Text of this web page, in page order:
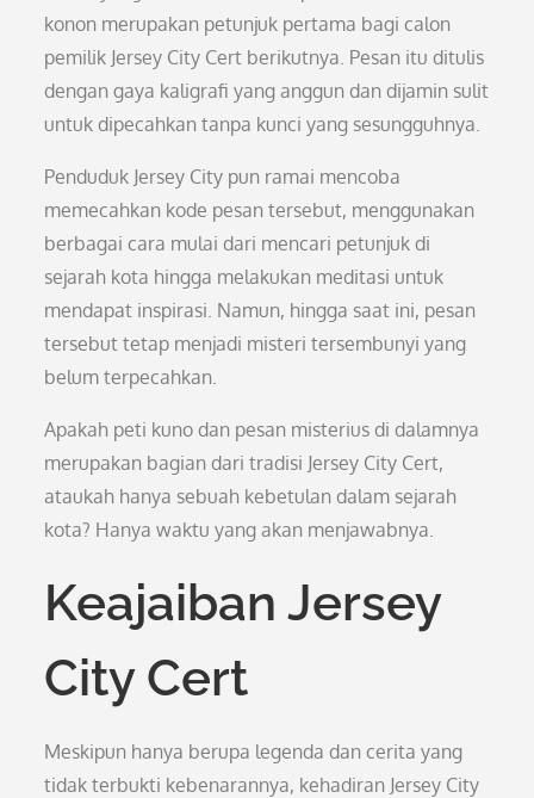
konon merupakan petunjuk pertama bagi calon
pemilik Jersey City Cert berikutnya. Pesan itu ditulis
dengan gaya kaligrafi yang anggun dan dijamin sulit
untuk dipecahkan tanpa kunci yang sesungguhnya.
Penduduk Jersey City pun ramai mencoba
memecahkan kode pesan tersebut, menggunakan
berbagai cara mulai dari mencari petunjuk di
sejarah kota hingga melakukan meditasi untuk
mendapat inspirasi. Namun, hingga saat ini, pesan
tersebut tetap menjadi misteri tersembunyi yang
belum terpecahkan.
Apakah peti kuno dan pesan misterius di dalamnya
merupakan bagian dari tradisi Jersey City Cert,
ataukah hanya sebuah kebetulan dalam sejarah
kota? Hanya waktu yang akan menjawabnya.
Keajaiban Jersey
City Cert
Meskipun hanya berupa legenda dan cerita yang
tidak terbukti kebenarannya, kehadiran Jersey City